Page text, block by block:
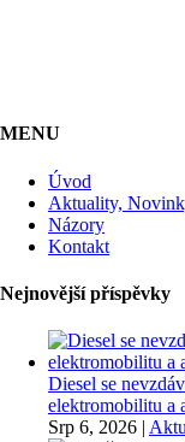
MENU
Úvod
Aktuality,
Názory
Kontakt
Nejnovější příspěvky
Diesel se
elektromobilitu a
Srp 6, 2026 |